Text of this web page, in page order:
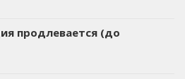
продлевается (до